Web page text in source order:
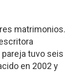
matrimonios.
pareja tuvo seis
en 2002 y